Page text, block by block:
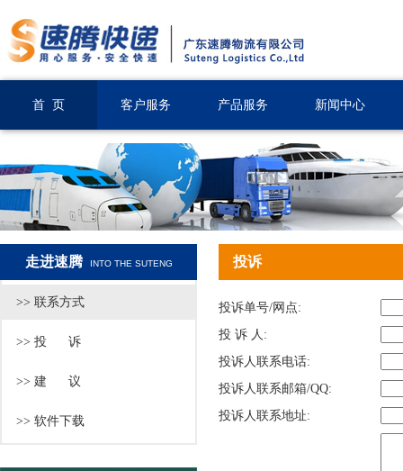
首 页 客户服务 产品服务 新闻中心
走进速腾 INTO THE SUTENG
>> 联系方式
>> 投 诉
>> 建 议
>> 软件下载
投诉
投诉单号/网点:
投 诉 人:
投诉人联系电话:
投诉人联系邮箱/QQ:
投诉人联系地址: